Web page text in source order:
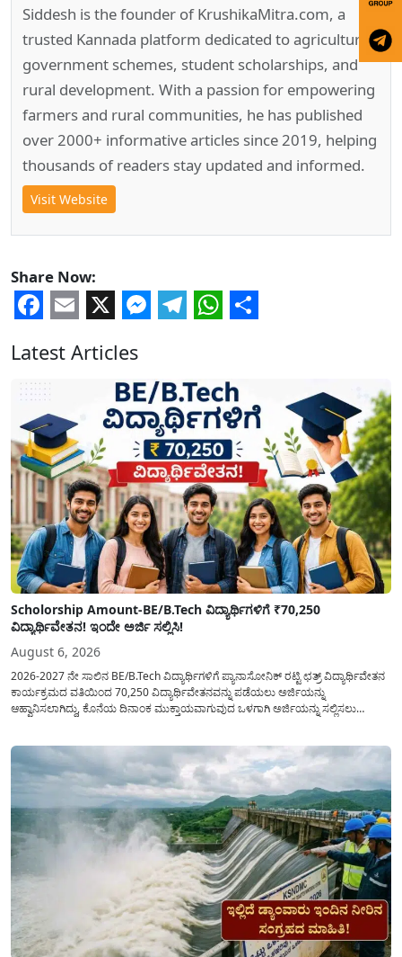
Siddesh is the founder of KrushikaMitra.com, a
trusted Kannada platform dedicated to agriculture,
government schemes, student scholarships, and
rural development. With a passion for empowering
farmers and rural communities, he has published
over 2000+ informative articles since 2019, helping
thousands of readers stay updated and informed.
Visit Website
Share Now:
Latest Articles
Scholorship Amount-BE/B.Tech ವಿದ್ಯಾರ್ಥಿಗಳಿಗೆ ₹70,250
ವಿದ್ಯಾರ್ಥಿವೇತನ! ಇಂದೇ ಅರ್ಜಿ ಸಲ್ಲಿಸಿ!
August 6, 2026
2026-2027 ನೇ ಸಾಲಿನ BE/B.Tech ವಿದ್ಯಾರ್ಥಿಗಳಿಗೆ ಪ್ಯಾನಾಸೋನಿಕ್ ರಟ್ಟಿ ಛತ್ರ್ ವಿದ್ಯಾರ್ಥಿವೇತನ
ಕಾರ್ಯಕ್ರಮದ ವತಿಯಿಂದ 70,250 ವಿದ್ಯಾರ್ಥಿವೇತನವನ್ನು ಪಡೆಯಲು ಅರ್ಜಿಯನ್ನು
ಆಹ್ವಾನಿಸಲಾಗಿದ್ದು, ಕೊನೆಯ ದಿನಾಂಕ ಮುಕ್ತಾಯವಾಗುವುದ ಒಳಗಾಗಿ ಅರ್ಜಿಯನ್ನು ಸಲ್ಲಿಸಲು
ಜಾರಿಗೆ...